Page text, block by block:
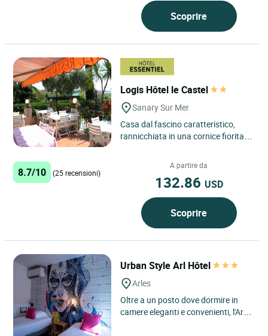
Scoprire
Logis Hôtel le Castel
Sanary Sur Mer
Casa dal fascino caratteristico,
rannicchiata in una cornice fiorita,
8.7/10 (25 recensioni)
A partire da
132.86 USD
Scoprire
Urban Style Arl Hôtel
Arles
Oltre a un posto dove dormire in
camere eleganti e convenienti, l'Arl